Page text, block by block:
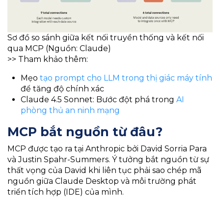
Sơ đồ so sánh giữa kết nối truyền thống và kết nối
qua MCP (Nguồn: Claude)
>> Tham khảo thêm:
Mẹotạo prompt cho LLM trong thị giác máy tính
để tăng độ chính xác
Claude 4.5 Sonnet: Bước đột phá trongAI
phòng thủ an ninh mạng
MCP bắt nguồn từ đâu?
MCP được tạo ra tại Anthropic bởi David Sorria Para
và Justin Spahr-Summers. Ý tưởng bắt nguồn từ sự
thất vọng của David khi liên tục phải sao chép mã
nguồn giữa Claude Desktop và môi trường phát
triển tích hợp (IDE) của mình.